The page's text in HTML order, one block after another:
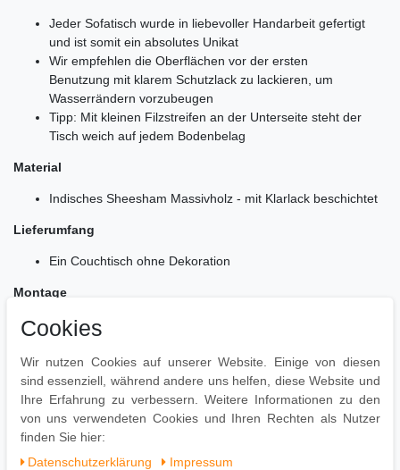
Jeder Sofatisch wurde in liebevoller Handarbeit gefertigt
und ist somit ein absolutes Unikat
Wir empfehlen die Oberflächen vor der ersten
Benutzung mit klarem Schutzlack zu lackieren, um
Wasserrändern vorzubeugen
Tipp: Mit kleinen Filzstreifen an der Unterseite steht der
Tisch weich auf jedem Bodenbelag
Material
Indisches Sheesham Massivholz - mit Klarlack beschichtet
Lieferumfang
Ein Couchtisch ohne Dekoration
Montage
Lieferzustand: komplett montiert und sicher verpackt
Pflegehinweise
Die Oberfläche mit einem lauwarm angefeuchteten Baumwolltuch
reinigen. Kein Scheuermittel, scharfe Reinigungsmittel oder
tropfnasse Tücher verwenden.
Cookies
Wir nutzen Cookies auf unserer Website. Einige von diesen
sind essenziell, während andere uns helfen, diese Website und
Ihre Erfahrung zu verbessern. Weitere Informationen zu den
von uns verwendeten Cookies und Ihren Rechten als Nutzer
finden Sie hier:
Daten­schutz­erklärung
Impressum